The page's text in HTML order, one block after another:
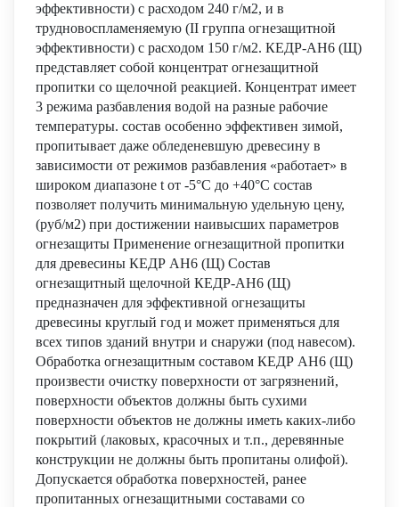
эффективности) с расходом 240 г/м2, и в
трудновоспламеняемую (II группа огнезащитной
эффективности) с расходом 150 г/м2. КЕДР-АН6 (Щ)
представляет собой концентрат огнезащитной
пропитки со щелочной реакцией. Концентрат имеет
3 режима разбавления водой на разные рабочие
температуры. состав особенно эффективен зимой,
пропитывает даже обледеневшую древесину в
зависимости от режимов разбавления «работает» в
широком диапазоне t от -5°С до +40°С состав
позволяет получить минимальную удельную цену,
(руб/м2) при достижении наивысших параметров
огнезащиты Применение огнезащитной пропитки
для древесины КЕДР АН6 (Щ) Состав
огнезащитный щелочной КЕДР-АН6 (Щ)
предназначен для эффективной огнезащиты
древесины круглый год и может применяться для
всех типов зданий внутри и снаружи (под навесом).
Обработка огнезащитным составом КЕДР АН6 (Щ)
произвести очистку поверхности от загрязнений,
поверхности объектов должны быть сухими
поверхности объектов не должны иметь каких-либо
покрытий (лаковых, красочных и т.п., деревянные
конструкции не должны быть пропитаны олифой).
Допускается обработка поверхностей, ранее
пропитанных огнезащитными составами со